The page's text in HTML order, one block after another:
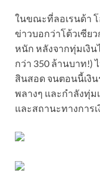
ในขณะที่ลอเรนด้า
ข่าวบอกว่าโต้วเซีย
หนัก หลังจากทุ่มเงิน
กว่า 350 ล้านบาท!)
สินสอด จนตอนนี้เงิ
พลางๆ และกำลังทุ่ม
และสถานะทางการ